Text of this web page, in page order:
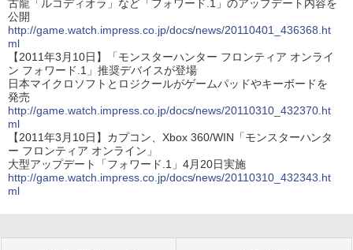
古龍「ルコディオラ」など「フォワード.1」のアップデート内容を
公開
http://game.watch.impress.co.jp/docs/news/20110401_436368.ht
ml
【2011年3月10日】「モンスターハンター フロンティア オンライ
ン フォワード.1」推奨デバイスが登場
日本マイクロソフトとロジクールがゲームパッドやキーボードを
発売
http://game.watch.impress.co.jp/docs/news/20110310_432370.ht
ml
【2011年3月10日】カプコン、Xbox 360/WIN「モンスターハンタ
ー フロンティア オンライン」
大型アップデート「フォワード.1」4月20日実施
http://game.watch.impress.co.jp/docs/news/20110310_432343.ht
ml